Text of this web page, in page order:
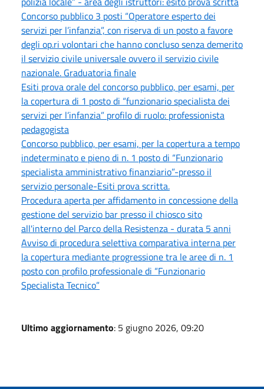
Concorso pubblico 3 posti “Operatore esperto dei
servizi per l’infanzia”, con riserva di un posto a favore
degli op.ri volontari che hanno concluso senza demerito
il servizio civile universale ovvero il servizio civile
nazionale. Graduatoria finale
Esiti prova orale del concorso pubblico, per esami, per
la copertura di 1 posto di “funzionario specialista dei
servizi per l’infanzia” profilo di ruolo: professionista
pedagogista
Concorso pubblico, per esami, per la copertura a tempo
indeterminato e pieno di n. 1 posto di “Funzionario
specialista amministrativo finanziario”-presso il
servizio personale-Esiti prova scritta.
Procedura aperta per affidamento in concessione della
gestione del servizio bar presso il chiosco sito
all'interno del Parco della Resistenza - durata 5 anni
Avviso di procedura selettiva comparativa interna per
la copertura mediante progressione tra le aree di n. 1
posto con profilo professionale di “Funzionario
Specialista Tecnico”
Ultimo aggiornamento: 5 giugno 2026, 09:20